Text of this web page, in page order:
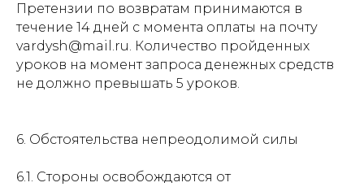
Претензии по возвратам принимаются в
течение 14 дней с момента оплаты на почту
vardysh@mail.ru. Количество пройденных
уроков на момент запроса денежных средств
не должно превышать 5 уроков.
6. Обстоятельства непреодолимой силы
6.1. Стороны освобождаются от